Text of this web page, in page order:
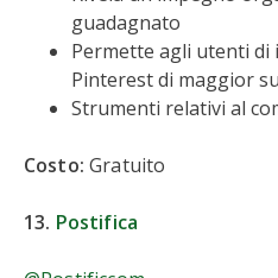
guadagnato
Permette agli utenti di
Pinterest di maggior
Strumenti relativi al
Costo:Gratuito
13. Postifica